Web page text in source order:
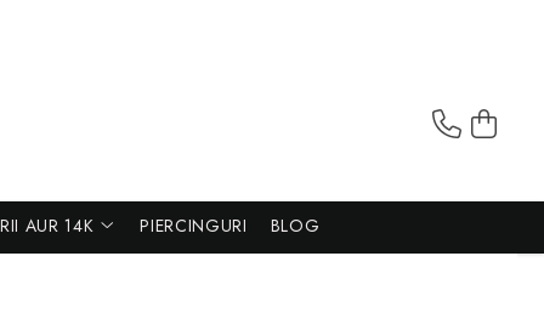
AUR 14K PIERCINGURI BLOG